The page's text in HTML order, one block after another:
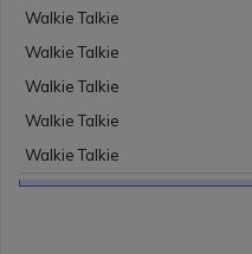
Walkie Talkie
Walkie Talkie
Walkie Talkie
Walkie Talkie
Walkie Talkie